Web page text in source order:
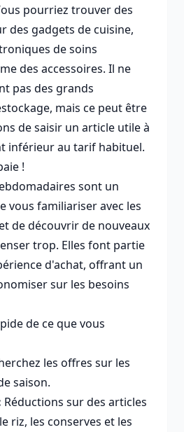
pourriez trouver des
des gadgets de cuisine,
de soins
des accessoires. Il ne
pas des grands
mais ce peut être
de saisir un article utile à
inférieur au tarif habituel.
!
sont un
vous familiariser avec les
de découvrir de nouveaux
trop. Elles font partie
d'achat, offrant un
sur les besoins
de ce que vous
les offres sur les
saison.
Réductions sur des articles
riz, les conserves et les